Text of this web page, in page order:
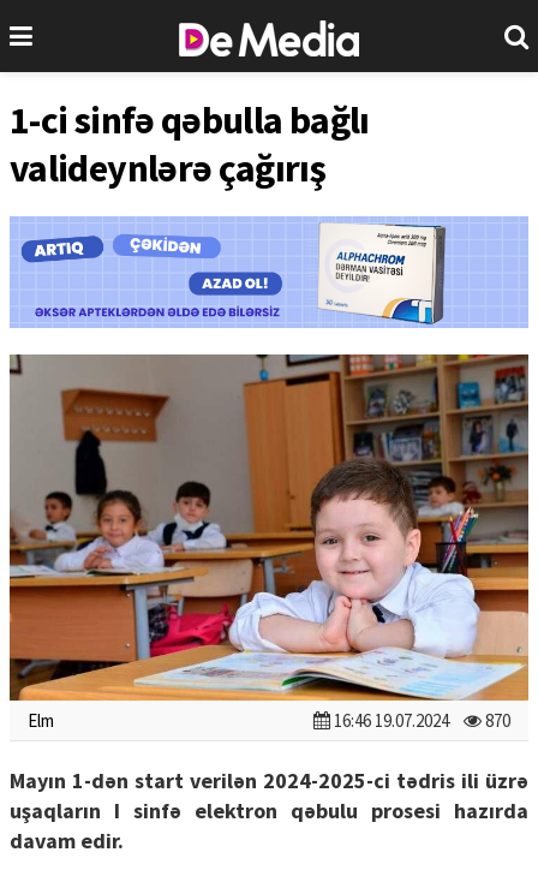
1-ci sinfə qəbulla bağlı
valideynlərə çağırış
Elm 16:46 19.07.2024 870
Mayın 1-dən start verilən 2024-2025-ci tədris ili üzrə
uşaqların I sinfə elektron qəbulu prosesi hazırda
davam edir.